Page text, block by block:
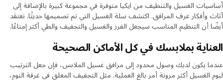
الغسيل والتنظيف من ايكيا متوفرة في مجموعة كبيرة بالإضافة إلى
وأفكار غرف المرافق. اكتشف سلة الغسيل التي تم تصميمها حديثًا. نعتقد
أن التنظيم المناسب سيجعل الفرز والغسيل والتجفيف والطي أكثر إمتاعًا.
بملابسك في كل الأماكن الصحيحة
يكون لديك وصول محدود إلى مرافق غسيل الملابس، فإن جعل الترتيب
الغسيل أكثر مرونة أمر بالغ العملية. مثل التجفيف المعلق في غرفة النوم،